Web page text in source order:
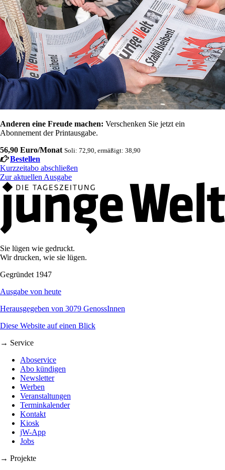
Anderen eine Freude machen: Verschenken Sie jetzt ein
Abonnement der Printausgabe.
56,90 Euro/Monat Soli: 72,90, ermäßigt: 38,90
Bestellen
Kurzzeitabo abschließen
Zur aktuellen Ausgabe
Sie lügen wie gedruckt.
Wir drucken, wie sie lügen.
Gegründet 1947
Ausgabe von heute
Herausgegeben von 3079 GenossInnen
Diese Website auf einen Blick
→ Service
Aboservice
Abo kündigen
Newsletter
Werben
Veranstaltungen
Terminkalender
Kontakt
Kiosk
jW-App
Jobs
→ Projekte